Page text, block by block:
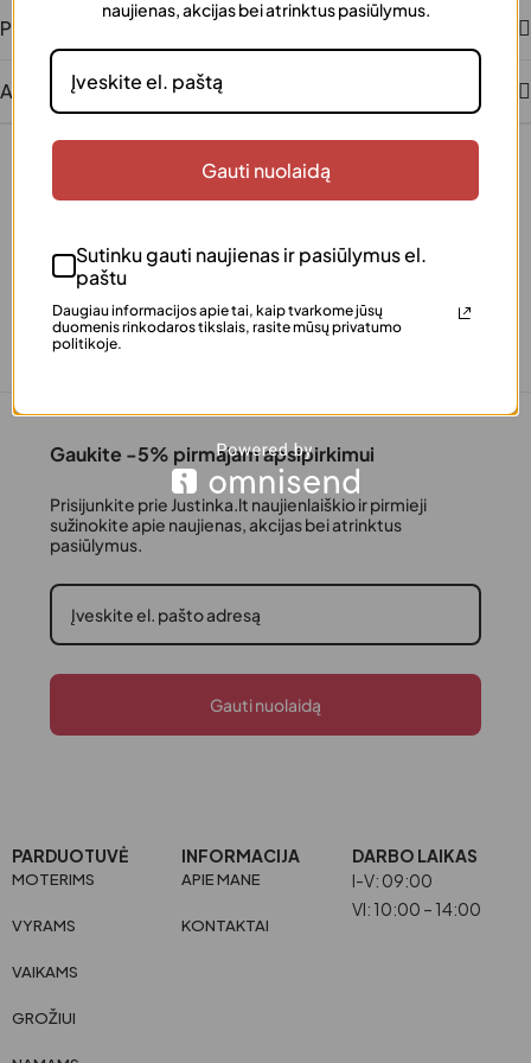
Papildoma informacija
Atsiliepimai
+370 640 77 057
info@justinka.lt
Gaukite -5% pirmajam apsipirkimui
Prisijunkite prie Justinka.lt naujienlaiškio ir pirmieji
sužinokite apie naujienas, akcijas bei atrinktus
pasiūlymus.
Gauti nuolaidą
PARDUOTUVĖ
MOTERIMS
VYRAMS
VAIKAMS
GROŽIUI
INFORMACIJA
APIE MANE
KONTAKTAI
DARBO LAIKAS
I-V: 09:00
VI: 10:00 – 14:00
naujienas, akcijas bei atrinktus pasiūlymus.
Gauti nuolaidą
Sutinku gauti naujienas ir pasiūlymus el.
paštu
Daugiau informacijos apie tai, kaip tvarkome jūsų
duomenis rinkodaros tikslais, rasite mūsų privatumo
politikoje.